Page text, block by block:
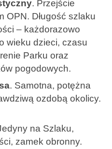
. Przejście
OPN. Długość szlaku
– każdorazowo
wieku dzieci, czasu
Parku oraz
pogodowych.
. Samotna, potężna
ozdobą okolicy.
na Szlaku,
zamek obronny.